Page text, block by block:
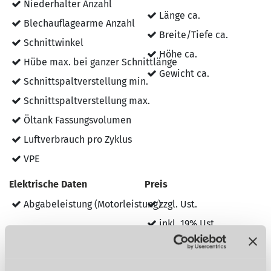
Niederhalter Anzahl
Blechauflagearme Anzahl
Schnittwinkel
Hübe max. bei ganzer Schnittlänge
Schnittspaltverstellung min.
Schnittspaltverstellung max.
Öltank Fassungsvolumen
Luftverbrauch pro Zyklus
VPE
Länge ca.
Breite/Tiefe ca.
Höhe ca.
Gewicht ca.
Elektrische Daten
Abgabeleistung (Motorleistung)
Preis
zzgl. Ust.
inkl. 19% Ust.